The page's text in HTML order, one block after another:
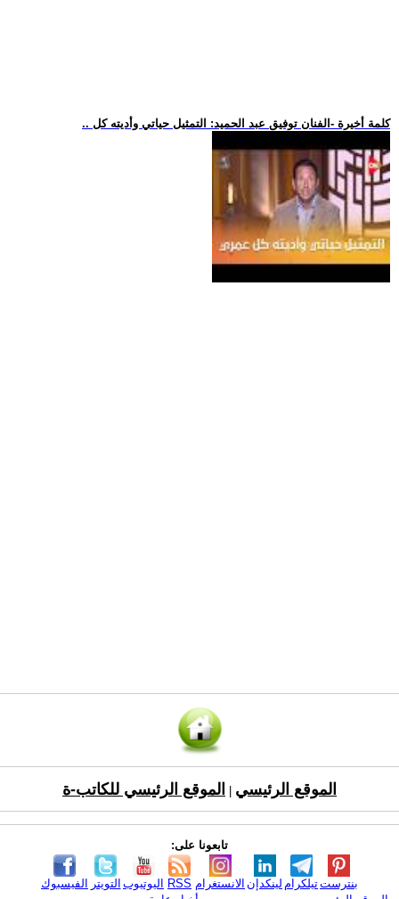
.. كلمة أخيرة -الفنان توفيق عبد الحميد: التمثيل حياتي وأديته كل
الموقع الرئيسي الموقع الرئيسي للكاتب-ة
تابعونا على:
الفيسبوك التويتر اليوتيوب RSS الانستغرام لينكدإن تيلكرامبنترست